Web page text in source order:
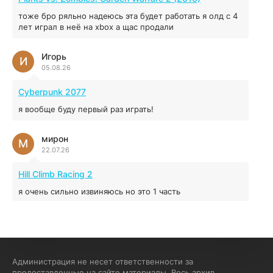
44.98 ГБ 2025
04.12.2025
Red Chaos - The Strict Order
04.12.2025
16.95 ГБ
04.12.2025
тоже бро ряльно надеюсь эта будет работать я олд с 4
лет играл в неё на xbox а щас продали
Игорь
05.08.26
И
Cyberpunk 2077
я вообще буду первый раз играть!
мирон
22.07.26
М
Hill Climb Racing 2
я очень сильно извиняюсь но это 1 часть
Администрация не несет ответственности за